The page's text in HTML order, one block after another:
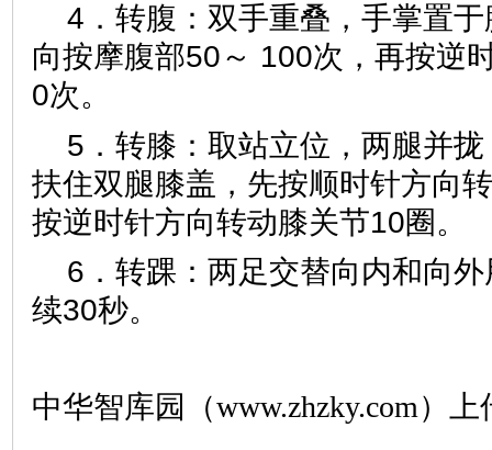
4．转腹：双手重叠，手掌置
向按摩腹部50～ 100次，再按逆
0次。
5．转膝：取站立位，两腿并
扶住双腿膝盖，先按顺时针方向
按逆时针方向转动膝关节10圈。
6．转踝：两足交替向内和向
续30秒。
中华智库园（www.zhzky.com）上